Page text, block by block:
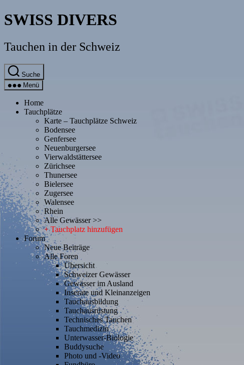
Direkt
zum
wechseln
SWISS DIVERS
Tauchen in der Schweiz
Suche
Menü
Home
Tauchplätze
Karte – Tauchplätze Schweiz
Bodensee
Genfersee
Neuenburgersee
Vierwaldstättersee
Zürichsee
Thunersee
Bielersee
Zugersee
Walensee
Rhein
Alle Gewässer >>
+ Tauchplatz hinzufügen
Forum
Neue Beiträge
Alle Foren
Übersicht
Schweizer Gewässer
Gewässer im Ausland
Inserate und Kleinanzeigen
Tauchausbildung
Tauchausrüstung
Technisches Tauchen
Tauchmedizin
Unterwasser-Biologie
Buddysuche
Photo und -Video